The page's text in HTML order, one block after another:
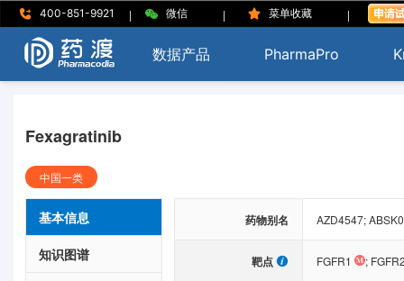
400-851-9921 | 微信 | 菜单收藏 |
数据产品 PharmaPro
Fexagratinib
中国一类
基本信息
知识图谱
药物别名 AZD4547;
靶点 FGFR1 ;